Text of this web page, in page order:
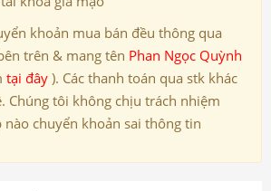
khoản mua bán đều thông qua
trên & mang tên Phan Ngọc Quỳnh
tại đây ). Các thanh toán qua stk khác
Chúng tôi không chịu trách nhiệm
chuyển khoản sai thông tin